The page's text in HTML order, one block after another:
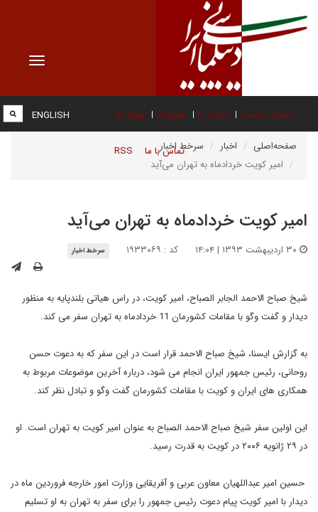
Toggle
صفحه نخست درباره ما عضویت پیوند ها
تماس با ما RSS
ENGLISH
صفحه‌اصلی اخبار
سرخط اخبار
امیر کویت خردادماه به تهران می‌آید
امیر کویت خردادماه به تهران می‌آید
کد : ۱۹۳۳۰۶۹ سرخط اخبار
شیخ صباح الاحمد الجابر الصباح، امیر کویت، در راس هیاتی بلندپایه به منظور
دیدار و گفت وگو با مقامات کشورمان 11 خردادماه به تهران سفر می کند.
به گزارش ایسنا، شیخ صباح الاحمد قرار است در این سفر که به دعوت حسن
روحانی، رئیس جمهور ایران انجام می شود، درباره آخرین موضوعات مربوط به
همکاری های ایران و کویت با مقامات کشورمان گفت وگو و تبادل نظر کند.
این اولین سفر شیخ صباح الاحمد الصباح به عنوان امیر کویت به تهران است. او
در ۲۹ ژانویه ۲۰۰۶ در کویت به قدرت رسید.
حسین امیر عبداللهیان معاون عربی و آفریقایی وزارت امور خارجه فروردین ماه در
دیدار با امیر کویت پیام دعوت رئیس جمهور را برای سفر به تهران به او تسلیم